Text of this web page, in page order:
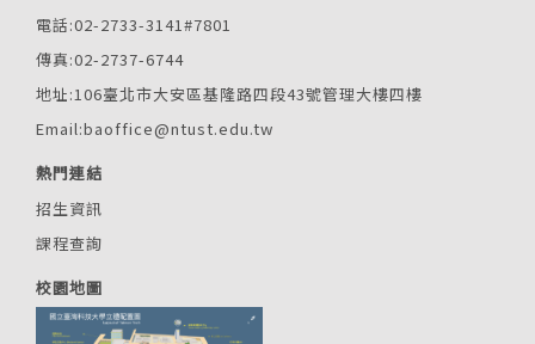
電話:02-2733-3141#7801
傳真:02-2737-6744
地址:106臺北市大安區基隆路四段43號管理大樓四樓
Email:baoffice@ntust.edu.tw
熱門連結
招生資訊
課程查詢
校園地圖